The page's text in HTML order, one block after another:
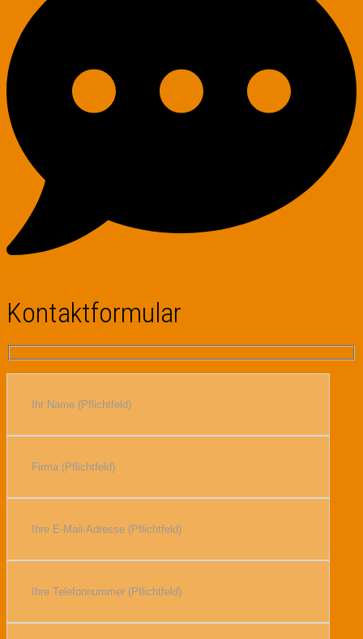
Kontaktformular